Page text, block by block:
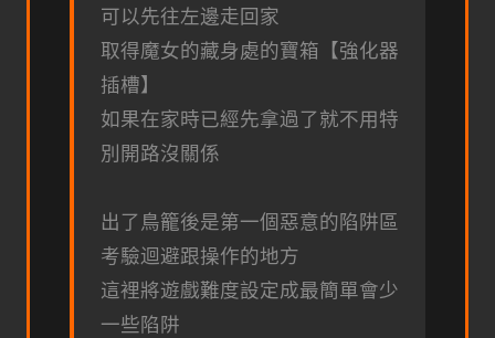
可以先往左邊走回家
取得魔女的藏身處的寶箱【強化器
插槽】
如果在家時已經先拿過了就不用特
別開路沒關係
出了鳥籠後是第一個惡意的陷阱區
考驗迴避跟操作的地方
這裡將遊戲難度設定成最簡單會少
一些陷阱